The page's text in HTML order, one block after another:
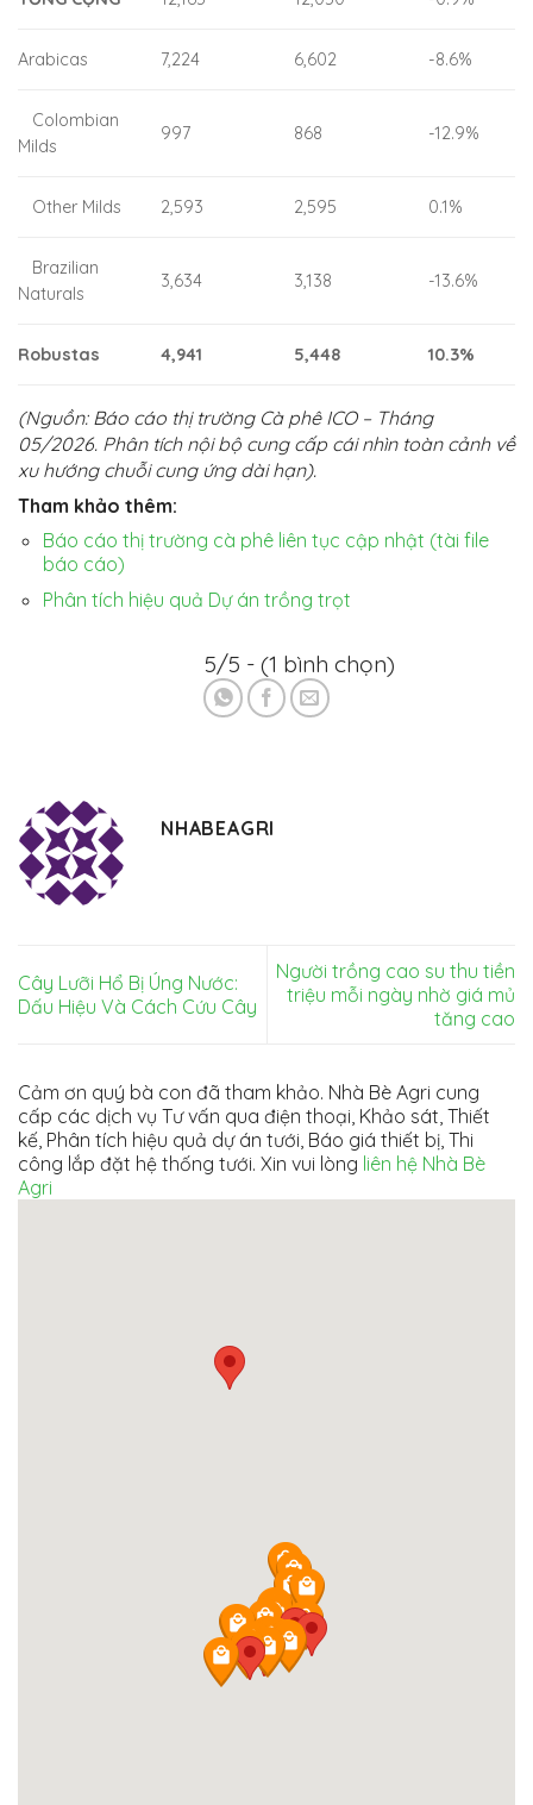
Arabicas 7,224 6,602 -8.6%
Colombian
Milds
997 868 -12.9%
Other Milds 2,593 2,595 0.1%
Brazilian
Naturals
3,634 3,138 -13.6%
Robustas 4,941 5,448 10.3%
(Nguồn: Báo cáo thị trường Cà phê ICO – Tháng
05/2026. Phân tích nội bộ cung cấp cái nhìn toàn cảnh về
xu hướng chuỗi cung ứng dài hạn).
Tham khảo thêm:
Báo cáo thị trường cà phê liên tục cập nhật (tài file
báo cáo)
Phân tích hiệu quả Dự án trồng trọt
5/5 - (1 bình chọn)
NHABEAGRI
Cây Lưỡi Hổ Bị Úng Nước:
Dấu Hiệu Và Cách Cứu Cây
Người trồng cao su thu tiền
triệu mỗi ngày nhờ giá mủ
tăng cao
Cảm ơn quý bà con đã tham khảo. Nhà Bè Agri cung
cấp các dịch vụ Tư vấn qua điện thoại, Khảo sát, Thiết
kế, Phân tích hiệu quả dự án tưới, Báo giá thiết bị, Thi
công lắp đặt hệ thống tưới. Xin vui lòng liên hệ Nhà Bè
Agri